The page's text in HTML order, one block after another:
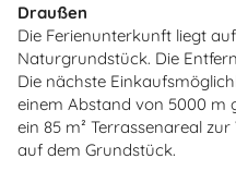
Draußen
Die Ferienunterkunft liegt
Naturgrundstück. Die
Die nächste
einem Abstand von 5000 m
ein 85 m² Terrassenareal
auf dem Grundstück.